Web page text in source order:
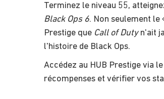
Terminez le niveau 55,
Black Ops 6. Non seulement le
Prestige que Call of Dutyn'ait
l'histoire de Black Ops.
Accédez au HUB Prestige via
récompenses et vérifier vos